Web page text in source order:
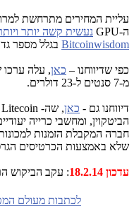
עליית המחירים מתרחשת
ה-GPU נעשית קשה יותר
Bitcoinwisdom בגלל מספר
כפי שדיווחנו – כאן, עלה
מ-7 סנטים ל-23 דולרים.
דיווחנו גם - כאן, שה- Litecoin
הביטקוין, ומחשבי כרייה
חברה המקבלת הזמנות
שלא באמצעות הכרטיסים
עדכון 18.2.14 : עקב הביקוש
לכתבות מעולם